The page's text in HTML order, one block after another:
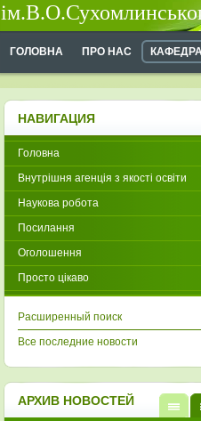
ГОЛОВНА ПРО НАС КАФЕДРА
НАВИГАЦИЯ
Головна
Внутрішня агенція з якості освіти
Наукова робота
Посилання
Оголошення
Просто цікаво
Расширенный поиск
Все последние новости
АРХИВ НОВОСТЕЙ